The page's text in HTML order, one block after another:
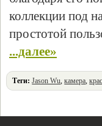
коллекции под
простотой
...далее»
Теги: Jason Wu,камера,